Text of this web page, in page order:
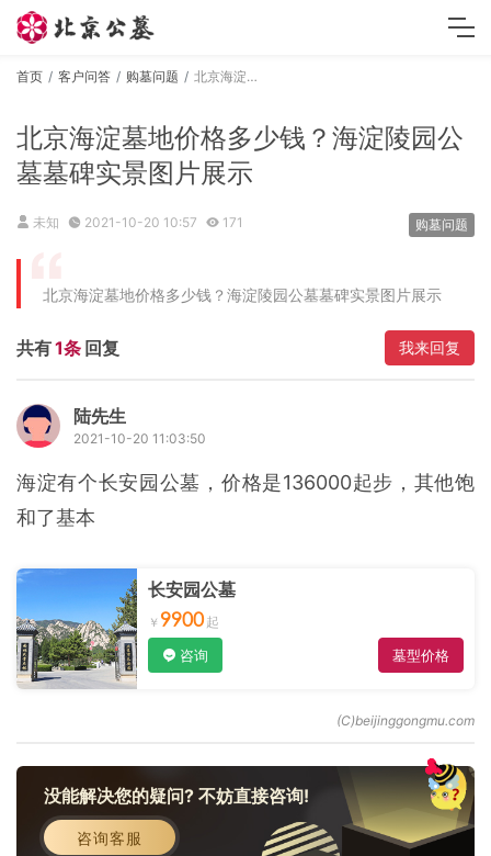
首页 客户问答 购墓问题 北京海淀墓地价格多少钱？海淀陵园公墓墓碑实景图片展示
北京海淀墓地价格多少钱？海淀陵园公
墓墓碑实景图片展示
未知 2021-10-20 10:57 171 购墓问题
北京海淀墓地价格多少钱？海淀陵园公墓墓碑实景图片展示
共有1条 回复 我来回复
陆先生
2021-10-20 11:03:50
海淀有个长安园公墓，价格是136000起步，其他饱
和了基本
长安园公墓
9900
咨询 墓型价格
没能解决您的疑问? 不妨直接咨询!
咨询客服